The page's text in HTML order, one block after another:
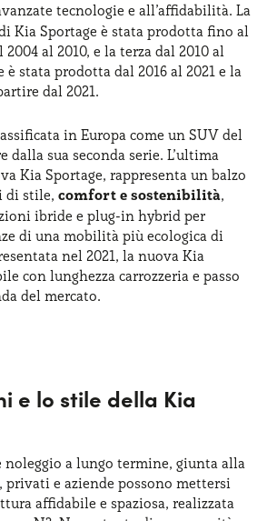
tecnologie e all’affidabilità. La
Kia Sportage è stata prodotta fino al
2004 al 2010, e la terza dal 2010 al
è stata prodotta dal 2016 al 2021 e la
dal 2021.
in Europa come un SUV del
dalla sua seconda serie. L’ultima
Kia Sportage, rappresenta un balzo
di stile, comfort e sostenibilità,
ibride e plug-in hybrid per
di una mobilità più ecologica di
nel 2021, la nuova Kia
con lunghezza carrozzeria e passo
del mercato.
tra cui la modalità terreno per
vuol dire mettersi alla guida
di tutti i
frenata di emergenza autonoma
adattivo della navigazione,
corsia e il sistema
anticollisione nei punti ciechi.
e lo stile della Kia
noleggio a lungo termine, giunta alla
privati e aziende possono mettersi
affidabile e spaziosa, realizzata